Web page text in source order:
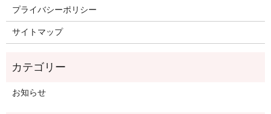
プライバシーポリシー
サイトマップ
お知らせ